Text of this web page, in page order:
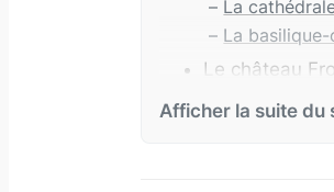
La
La
Le château
Le fleuve
Afficher la suite du